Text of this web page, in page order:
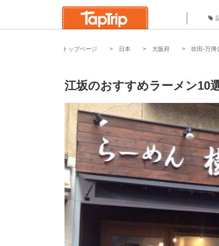
トップページ 日本 大阪府 吹田-万博
江坂のおすすめラーメン10